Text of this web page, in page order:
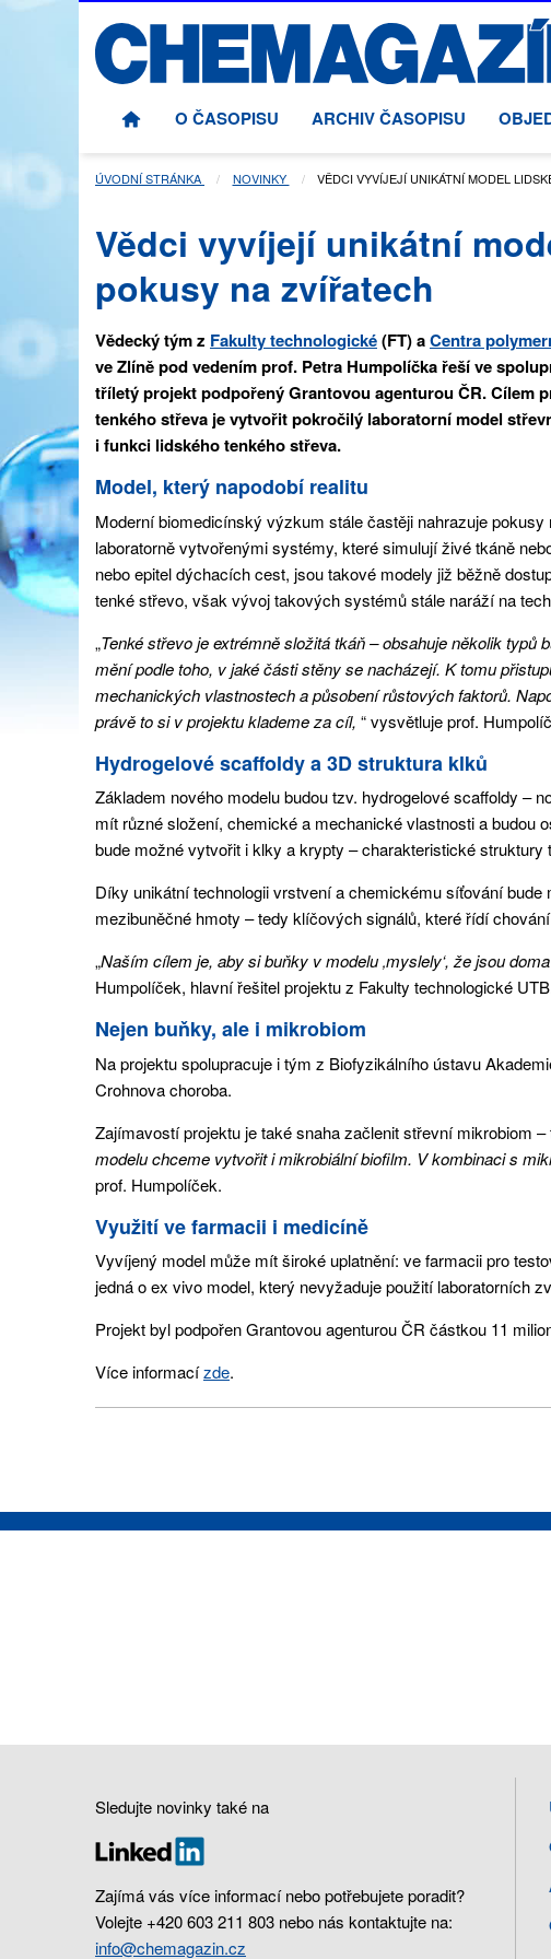
O ČASOPISU ARCHIV ČASOPISU
ÚVODNÍ STRÁNKA NOVINKY AKTUÁLNÍ STRÁNKA:
VĚDCI VYVÍJEJÍ UNIKÁTNÍ MODEL
Vědci vyvíjejí unikátní
pokusy na zvířatech
Vědecký tým z Fakulty technologické(FT) aCentra
ve Zlíně pod vedením prof. Petra Humpolíčka řeší ve
tříletý projekt podpořený Grantovou agenturou ČR. Cílem
tenkého střeva je vytvořit pokročilý laboratorní model
i funkci lidského tenkého střeva.
Model, který napodobí realitu
Moderní biomedicínský výzkum stále častěji nahrazuje
laboratorně vytvořenými systémy, které simulují živé tkáně
nebo epitel dýchacích cest, jsou takové modely již běžně
tenké střevo, však vývoj takových systémů stále naráží na
„Tenké střevo je extrémně složitá tkáň – obsahuje několik
mění podle toho, v jaké části stěny se nacházejí. K tomu
mechanických vlastnostech a působení růstových faktorů.
právě to si v projektu klademe za cíl, “ vysvětluje prof.
Hydrogelové scaffoldy a 3D struktura klků
Základem nového modelu budou tzv. hydrogelové scaffoldy –
mít různé složení, chemické a mechanické vlastnosti a
bude možné vytvořit i klky a krypty – charakteristické
Díky unikátní technologii vrstvení a chemickému síťování
mezibuněčné hmoty – tedy klíčových signálů, které řídí
„Naším cílem je, aby si buňky v modelu ‚myslely‘, že jsou
Humpolíček, hlavní řešitel projektu z Fakulty technologické
Nejen buňky, ale i mikrobiom
Na projektu spolupracuje i tým z Biofyzikálního ústavu
Crohnova choroba.
Zajímavostí projektu je také snaha začlenit střevní mikrobiom
modelu chceme vytvořit i mikrobiální biofilm. V kombinaci s
prof. Humpolíček.
Využití ve farmacii i medicíně
Vyvíjený model může mít široké uplatnění: ve farmacii pro
jedná o ex vivo model, který nevyžaduje použití laboratorních
Projekt byl podpořen Grantovou agenturou ČR částkou 11
Více informacízde.
Sledujte novinky také na
Zajímá vás více informací nebo potřebujete poradit?
Volejte +420 603 211 803 nebo nás kontaktujte na:
info@chemagazin.cz